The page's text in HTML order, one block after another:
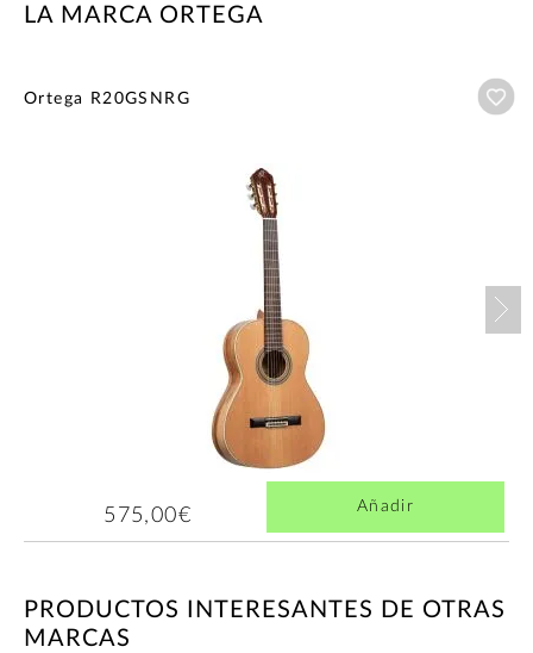
LA MARCA ORTEGA
Ortega R20GSNRG
575,00€ Añadir
PRODUCTOS INTERESANTES DE OTRAS
MARCAS